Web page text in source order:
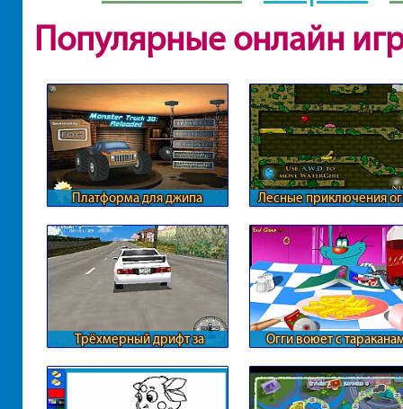
Популярные онлайн
Платформа для джипа
Лесные приключения
Трёхмерный дрифт за
Огги воюет с